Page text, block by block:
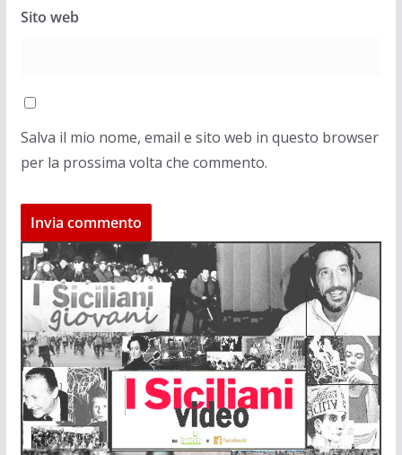
Sito web
Salva il mio nome, email e sito web in questo browser
per la prossima volta che commento.